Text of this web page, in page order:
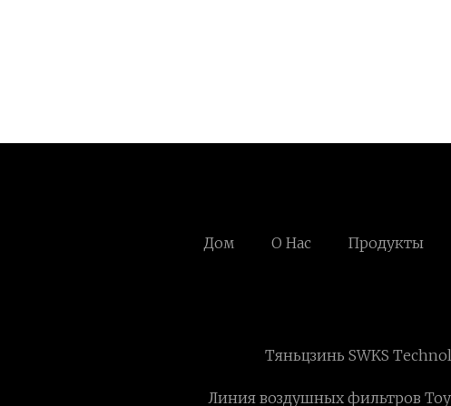
Дом О Нас Продукты
Тяньцзинь SWKS
Линия воздушных фильтров